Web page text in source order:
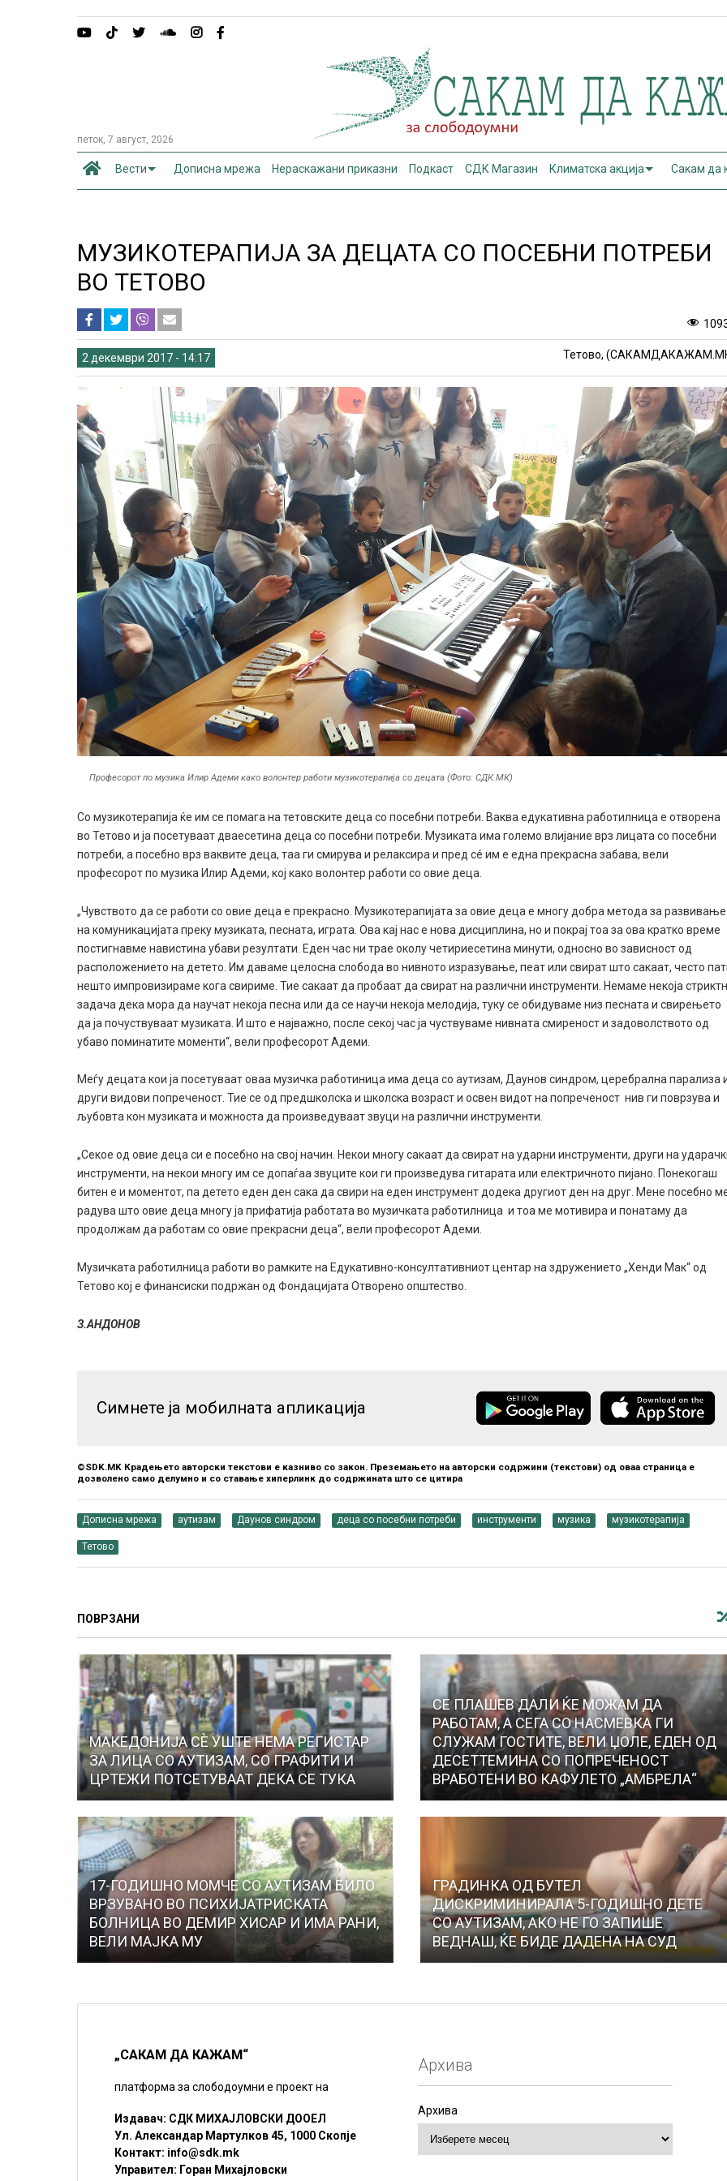
петок, 7 август, 2026
Вести Дописна мрежа Нераскажани приказни Подкаст СДК Магазин Климатска акција Сакам да
МУЗИКОТЕРАПИЈА ЗА ДЕЦАТА СО ПОСЕБНИ ПОТРЕБИ
ВО ТЕТОВО
2 декември 2017 - 14:17 Тетово,
Професорот по музика Илир Адеми како волонтер работи музикотерапија со децата (Фото: СДК.МК)
Со музикотерапија ќе им се помага на тетовските деца со посебни потреби. Ваква едукативна работилница е отворена
во Тетово и ја посетуваат дваесетина деца со посебни потреби. Музиката има големо влијание врз лицата со посебни
потреби, а посебно врз ваквите деца, таа ги смирува и релаксира и пред сé им е една прекрасна забава, вели
професорот по музика Илир Адеми, кој како волонтер работи со овие деца.
„Чувството да се работи со овие деца е прекрасно. Музикотерапијата за овие деца е многу добра метода за развивање
на комуникацијата преку музиката, песната, играта. Ова кај нас е нова дисциплина, но и покрај тоа за ова кратко време
постигнавме навистина убави резултати. Еден час ни трае околу четириесетина минути, односно во зависност од
расположението на детето. Им даваме целосна слобода во нивното изразување, пеат или свират што сакаат, често
нешто импровизираме кога свириме. Тие сакаат да пробаат да свират на различни инструменти. Немаме некоја
задача дека мора да научат некоја песна или да се научи некоја мелодија, туку се обидуваме низ песната и свирењето
да ја почуствуваат музиката. И што е најважно, после секој час ја чуствуваме нивната смиреност и задоволството од
убаво поминатите моменти“, вели професорот Адеми.
Меѓу децата кои ја посетуваат оваа музичка работиница има деца со аутизам, Даунов синдром, церебрална парализа
други видови попреченост. Тие се од предшколска и школска возраст и освен видот на попреченост нив ги поврзува и
љубовта кон музиката и можноста да произведуваат звуци на различни инструменти.
„Секое од овие деца си е посебно на свој начин. Некои многу сакаат да свират на ударни инструменти, други на
инструменти, на некои многу им се допаѓаа звуците кои ги произведува гитарата или електричното пијано. Понекогаш
битен е и моментот, па детето еден ден сака да свири на еден инструмент додека другиот ден на друг. Мене посебно
радува што овие деца многу ја прифатија работата во музичката работилница и тоа ме мотивира и понатаму да
продолжам да работам со овие прекрасни деца“, вели професорот Адеми.
Музичката работилница работи во рамките на Едукативно-консултативниот центар на здружението „Хенди Мак“ од
Тетово кој е финансиски подржан од Фондацијата Отворено општество.
З.АНДОНОВ
Симнете ја мобилната апликација
©SDK.MK Крадењето авторски текстови е казниво со закон. Преземањето на авторски содржини (текстови) од оваа страница е
дозволено само делумно и со ставање хиперлинк до содржината што се цитира
Дописна мрежа аутизам Даунов синдром деца со посебни потреби инструменти музика музикотерапија
Тетово
ПОВРЗАНИ
МАКЕДОНИЈА СЀ УШТЕ НЕМА РЕГИСТАР
ЗА ЛИЦА СО АУТИЗАМ, СО ГРАФИТИ И
ЦРТЕЖИ ПОТСЕТУВААТ ДЕКА СЕ ТУКА
СЕ ПЛАШЕВ ДАЛИ ЌЕ МОЖАМ ДА
РАБОТАМ, А СЕГА СО НАСМЕВКА ГИ
СЛУЖАМ ГОСТИТЕ, ВЕЛИ ЏОЛЕ, ЕДЕН ОД
ДЕСЕТТЕМИНА СО ПОПРЕЧЕНОСТ
ВРАБОТЕНИ ВО КАФУЛЕТО „АМБРЕЛА“
17-ГОДИШНО МОМЧЕ СО АУТИЗАМ БИЛО
ВРЗУВАНО ВО ПСИХИЈАТРИСКАТА
БОЛНИЦА ВО ДЕМИР ХИСАР И ИМА РАНИ,
ВЕЛИ МАЈКА МУ
ГРАДИНКА ОД БУТЕЛ
ДИСКРИМИНИРАЛА 5-ГОДИШНО ДЕТЕ
СО АУТИЗАМ, АКО НЕ ГО ЗАПИШЕ
ВЕДНАШ, ЌЕ БИДЕ ДАДЕНА НА СУД
„САКАМ ДА КАЖАМ“
платформа за слободоумни е проект на
Издавач: СДК МИХАЈЛОВСКИ ДООЕЛ
Ул. Александар Мартулков 45, 1000 Скопје
Контакт: info@sdk.mk
Управител: Горан Михајловски
Архива
Архива